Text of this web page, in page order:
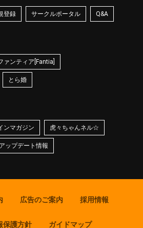
登録 サークルポータル Q&A
ァンティア[Fantia]
とら婚
ンマガジン 虎々ちゃんネル☆
ップデート情報
広告のご案内 採用情報
保護方針 ガイドマップ